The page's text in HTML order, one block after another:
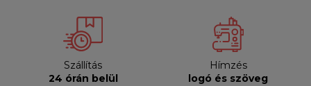
Szállítás
24 órán belül
Hímzés
logó és szöveg